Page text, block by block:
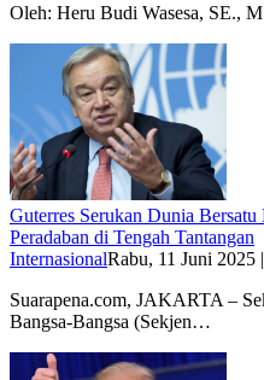
Oleh: Heru Budi Wasesa, SE.,
Guterres Serukan Dunia
Peradaban di Tengah Tantangan
InternasionalRabu, 11 Juni 2025
Suarapena.com, JAKARTA –
Bangsa-Bangsa (Sekjen…